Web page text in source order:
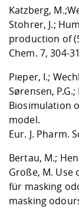
Katzberg,
Stohrer, J.;
production of
Chem. 7, 304-
Pieper, I.;
Sørensen,
Biosimulation
model.
Eur. J. Pharm.
Bertau, M.;
Große, M. Use
für masking
masking